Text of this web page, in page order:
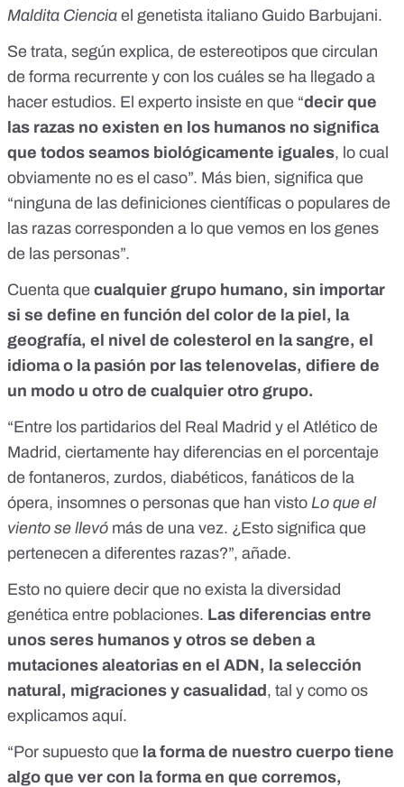
Maldita Ciencia el genetista italiano Guido Barbujani.
Se trata, según explica, de estereotipos que circulan
de forma recurrente y con los cuáles se ha llegado a
hacer estudios. El experto insiste en que “decir que
las razas no existen en los humanos no significa
que todos seamos biológicamente iguales, lo cual
obviamente no es el caso”. Más bien, significa que
“ninguna de las definiciones científicas o populares de
las razas corresponden a lo que vemos en los genes
de las personas”.
Cuenta que cualquier grupo humano, sin importar
si se define en función del color de la piel, la
geografía, el nivel de colesterol en la sangre, el
idioma o la pasión por las telenovelas, difiere de
un modo u otro de cualquier otro grupo.
“Entre los partidarios del Real Madrid y el Atlético de
Madrid, ciertamente hay diferencias en el porcentaje
de fontaneros, zurdos, diabéticos, fanáticos de la
ópera, insomnes o personas que han visto Lo que el
viento se llevó más de una vez. ¿Esto significa que
pertenecen a diferentes razas?”, añade.
Esto no quiere decir que no exista la diversidad
genética entre poblaciones. Las diferencias entre
unos seres humanos y otros se deben a
mutaciones aleatorias en el ADN, la selección
natural, migraciones y casualidad, tal y como os
explicamos aquí.
“Por supuesto que la forma de nuestro cuerpo tiene
algo que ver con la forma en que corremos,